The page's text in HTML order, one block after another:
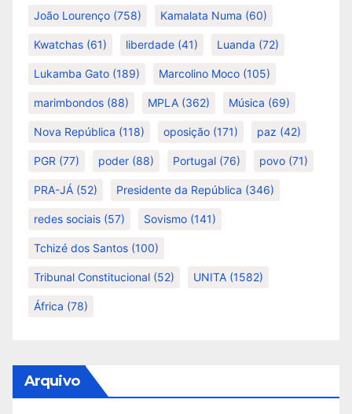
João Lourenço (758) Kamalata Numa (60)
Kwatchas (61) liberdade (41) Luanda (72)
Lukamba Gato (189) Marcolino Moco (105)
marimbondos (88) MPLA (362) Música (69)
Nova República (118) oposição (171) paz (42)
PGR (77) poder (88) Portugal (76) povo (71)
PRA-JÁ (52) Presidente da República (346)
redes sociais (57) Sovismo (141)
Tchizé dos Santos (100)
Tribunal Constitucional (52) UNITA (1582)
África (78)
Arquivo